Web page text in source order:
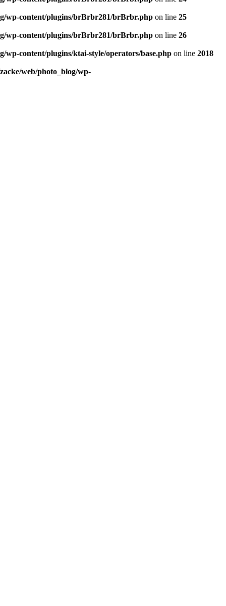
wp-content/plugins/brBrbr281/brBrbr.php on line 25
wp-content/plugins/brBrbr281/brBrbr.php on line 26
wp-content/plugins/ktai-style/operators/base.php on line 2018
web/photo_blog/wp-